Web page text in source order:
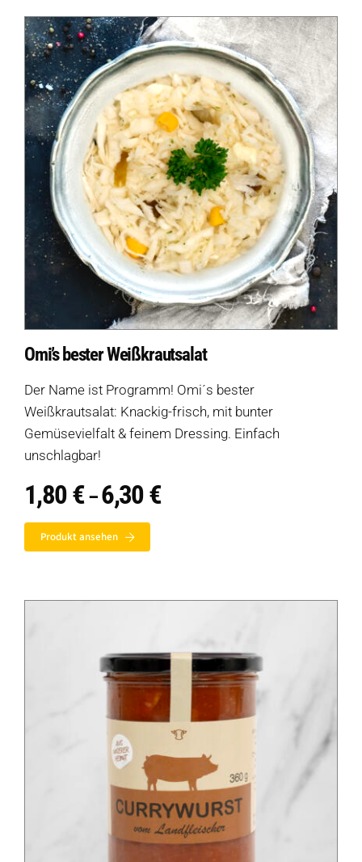
Omi’s bester Weißkrautsalat
Der Name ist Programm! Omi´s bester
Weißkrautsalat: Knackig-frisch, mit bunter
Gemüsevielfalt & feinem Dressing. Einfach
unschlagbar!
1,80€ –6,30€Preisspanne:
1,80 €
Produkt ansehen